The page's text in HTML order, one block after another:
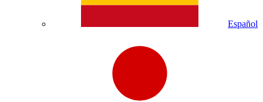
Español